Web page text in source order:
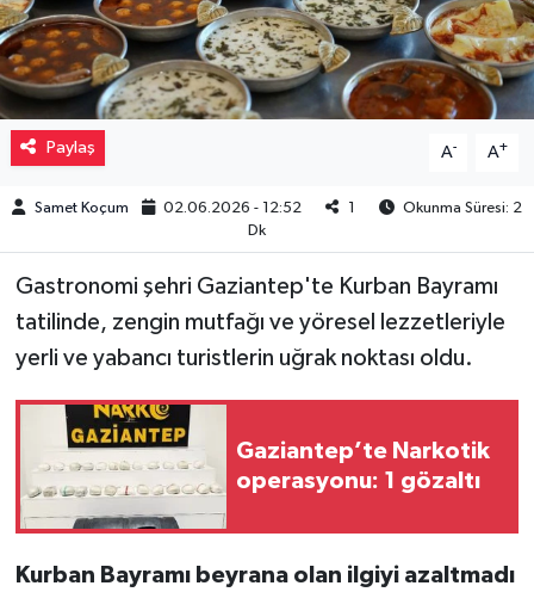
Paylaş A- A+
Samet Koçum 02.06.2026 - 12:52 1
Okunma Süresi: 2
Dk
Gastronomi şehri Gaziantep'te Kurban Bayramı
tatilinde, zengin mutfağı ve yöresel lezzetleriyle
yerli ve yabancı turistlerin uğrak noktası oldu.
Gaziantep’te Narkotik
operasyonu: 1 gözaltı
Kurban Bayramı beyrana olan ilgiyi azaltmadı
Resmi İlanlar
Sağlık
Sinemalar
Siyaset
Teknoloji
Video Haber
Yeme-İçme